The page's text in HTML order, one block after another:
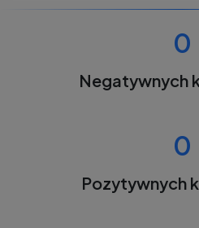
0
Negatywnych
0
Pozytywnych